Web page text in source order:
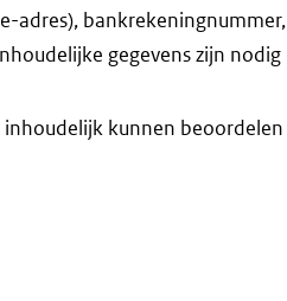
adres), bankrekeningnummer,
gegevens zijn nodig
kunnen beoordelen